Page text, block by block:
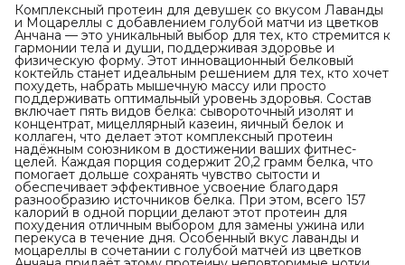
Комплексный протеин для девушек со вкусом Лаванды
и Моцареллы с добавлением голубой матчи из цветков
Анчана — это уникальный выбор для тех, кто стремится к
гармонии тела и души, поддерживая здоровье и
физическую форму. Этот инновационный белковый
коктейль станет идеальным решением для тех, кто хочет
похудеть, набрать мышечную массу или просто
поддерживать оптимальный уровень здоровья. Состав
включает пять видов белка: сывороточный изолят и
концентрат, мицеллярный казеин, яичный белок и
коллаген, что делает этот комплексный протеин
надёжным союзником в достижении ваших фитнес-
целей. Каждая порция содержит 20,2 грамм белка, что
помогает дольше сохранять чувство сытости и
обеспечивает эффективное усвоение благодаря
разнообразию источников белка. При этом, всего 157
калорий в одной порции делают этот протеин для
похудения отличным выбором для замены ужина или
перекуса в течение дня. Особенный вкус лаванды и
моцареллы в сочетании с голубой матчей из цветков